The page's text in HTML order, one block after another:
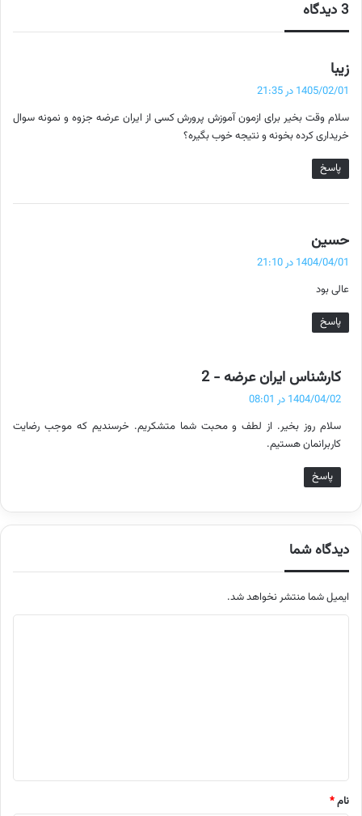
3 دیدگاه
زیبا
ف
:
1405/02/01 در 21:35
سلام وقت بخیر برای ازمون آموزش پرورش کسی از ایران عرضه جزوه و نمونه سوال
خریداری کرده بخونه و نتیجه خوب بگیره؟
پاسخ
حسین
ف
1404/04/01 در 21:10
عالی بود
پاسخ
کارشناس ایران عرضه - 2
1404/04/02 در 08:01
سلام روز بخیر. از لطف و محبت شما متشکریم. خرسندیم که موجب رضایت
کاربرانمان هستیم.
پاسخ
دیدگاه شما
ایمیل شما منتشر نخواهد شد.
انام*